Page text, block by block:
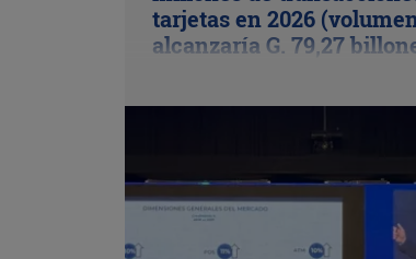
tarjetas en 2026
alcanzaría G. 79,27